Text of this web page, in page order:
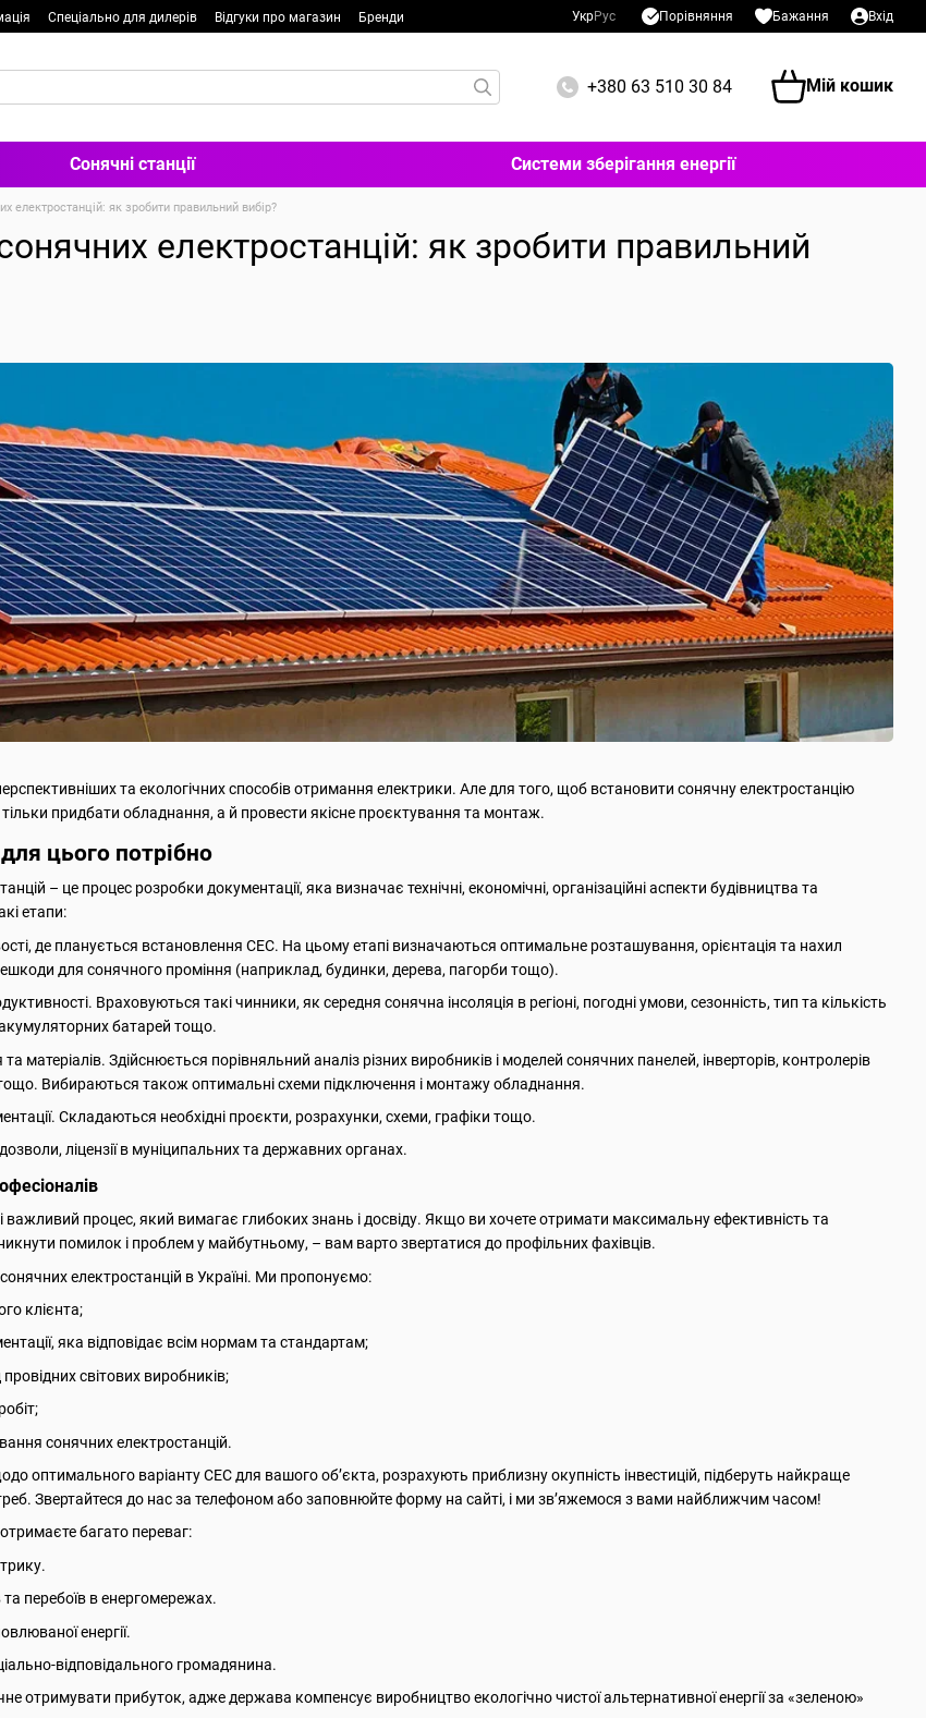
Спеціально для дилерів Відгуки про магазин
Бренди
УкрРус Порівняння Бажання Вхід
+380 63 510 30 84 Мій кошик
Сонячні станції Системи зберігання енергії
електростанцій: як зробити правильний вибір?
електростанцій: як зробити правильний
та екологічних способів отримання електрики. Але для того, щоб встановити сонячну електростанцію
тільки придбати обладнання, а й провести якісне проєктування та монтаж.
цього потрібно
– це процес розробки документації, яка визначає технічні, економічні, організаційні аспекти будівництва та
етапи:
де планується встановлення СЕС. На цьому етапі визначаються оптимальне розташування, орієнтація та нахил
для сонячного проміння (наприклад, будинки, дерева, пагорби тощо).
Враховуються такі чинники, як середня сонячна інсоляція в регіоні, погодні умови, сезонність, тип та кількість
акумуляторних батарей тощо.
матеріалів. Здійснюється порівняльний аналіз різних виробників і моделей сонячних панелей, інверторів, контролерів
Вибираються також оптимальні схеми підключення і монтажу обладнання.
Складаються необхідні проєкти, розрахунки, схеми, графіки тощо.
ліцензії в муніципальних та державних органах.
процес, який вимагає глибоких знань і досвіду. Якщо ви хочете отримати максимальну ефективність та
помилок і проблем у майбутньому, – вам варто звертатися до профільних фахівців.
електростанцій в Україні. Ми пропонуємо:
клієнта;
яка відповідає всім нормам та стандартам;
світових виробників;
сонячних електростанцій.
оптимального варіанту СЕС для вашого об’єкта, розрахують приблизну окупність інвестицій, підберуть найкраще
Звертайтеся до нас за телефоном або заповнюйте форму на сайті, і ми зв’яжемося з вами найближчим часом!
багато переваг:
та перебоїв в енергомережах.
енергії.
відповідального громадянина.
отримувати прибуток, адже держава компенсує виробництво екологічно чистої альтернативної енергії за «зеленою»